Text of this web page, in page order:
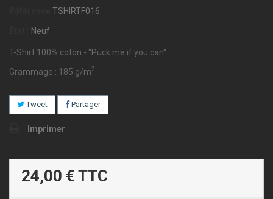
TSHIRTF016
Neuf
T-Shirt 100% coton - "Puck me if you can"
Grammage : 185 g/m2
Tweet Partager
Imprimer
24,00 € TTC